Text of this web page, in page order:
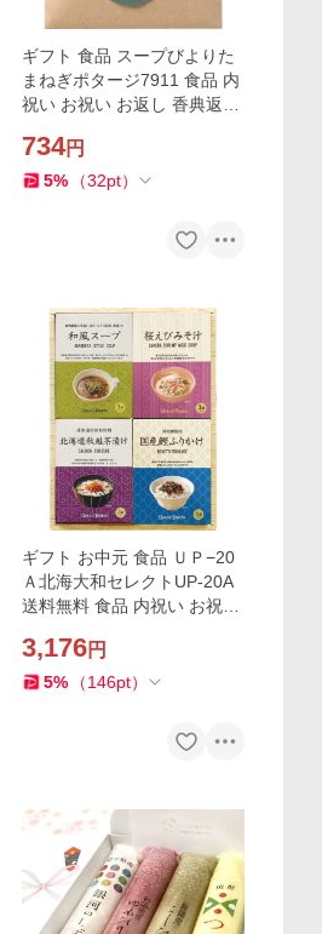
ギフト 食品 スープびよりた
まねぎポタージ7911 食品 内
祝い お祝い お返し 香典返し
734円
5% （32pt）
ギフト お中元 食品 ＵＰ−20
Ａ北海大和セレクトUP-20A
送料無料 食品 内祝い お祝い
のし対応
3,176円
5% （146pt）